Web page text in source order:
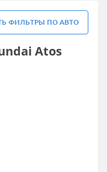
ФИЛЬТРЫ ПО АВТО
Atos